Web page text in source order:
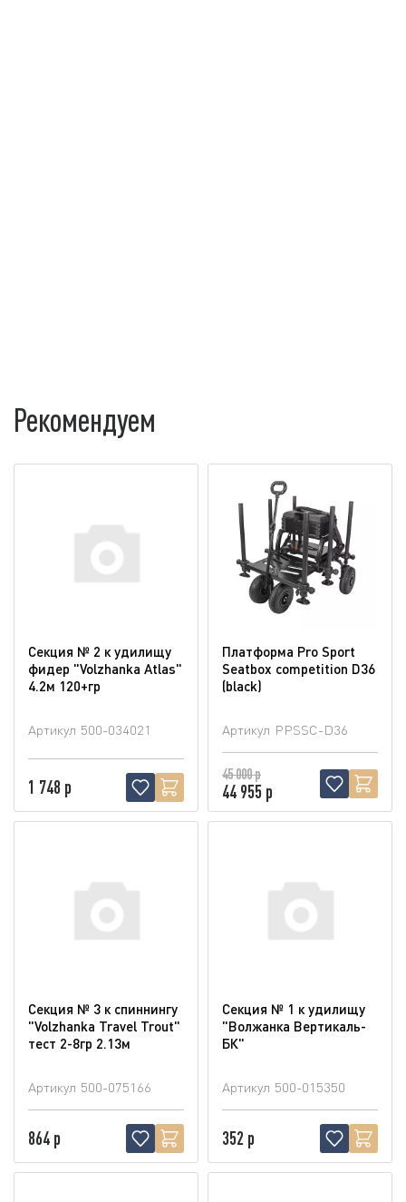
Рекомендуем
Секция № 2 к удилищу
фидер "Volzhanka Atlas"
4.2м 120+гр
Артикул 500-034021
1 748 р
Платформа Pro Sport
Seatbox competition D36
(blaсk)
Артикул PPSSC-D36
45 000 р
44 955 р
Секция № 3 к спиннингу
"Volzhanka Travel Trout"
тест 2-8гр 2.13м
Артикул 500-075166
864 р
Секция № 1 к удилищу
"Волжанка Вертикаль-
БК"
Артикул 500-015350
352 р